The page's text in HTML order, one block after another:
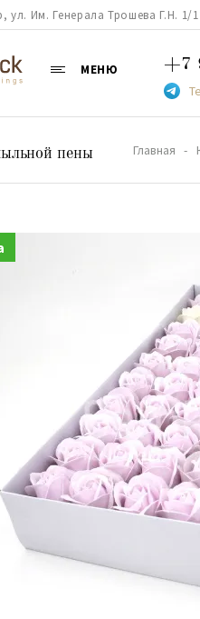
ул. Им. Генерала Трошева Г.Н. 1/
МЕНЮ +7
пены Главная